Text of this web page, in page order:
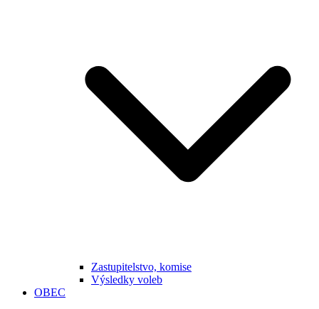
Zastupitelstvo, komise
Výsledky voleb
OBEC